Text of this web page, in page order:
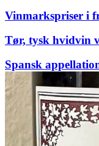
Vinmarkspriser i
Tør, tysk hvidvin
Spansk